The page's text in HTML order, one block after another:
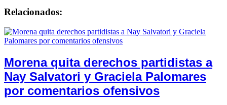
Relacionados:
Morena quita derechos partidistas a
Nay Salvatori y Graciela Palomares
por comentarios ofensivos